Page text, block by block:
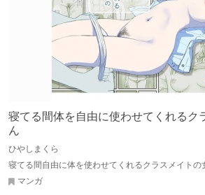
寝てる間体を自由に使わせてくれるク
ん
ひやしまくら
寝てる間自由に体を使わせてくれるクラスメイトの
マンガ